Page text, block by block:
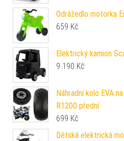
Odrážedlo motorka
659 Kč
Elektrický kamion
9 190 Kč
Náhradní kolo EVA
R1200 přední
699 Kč
Dětská elektrická